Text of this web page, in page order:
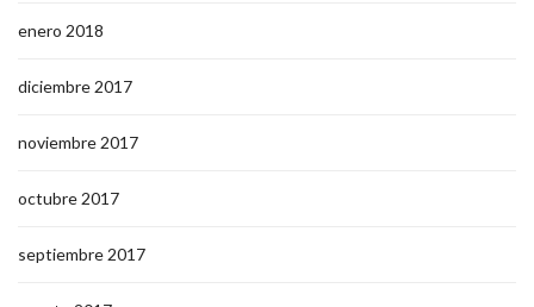
enero 2018
diciembre 2017
noviembre 2017
octubre 2017
septiembre 2017